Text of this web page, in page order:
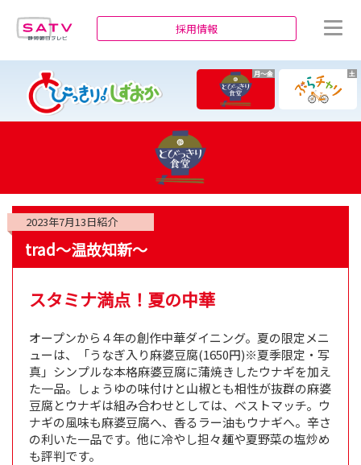
採用情報
月～金 土
2023年7月13日紹介
trad～温故知新～
スタミナ満点！夏の中華
オープンから４年の創作中華ダイニング。夏の限定メニ
ューは、「うなぎ入り麻婆豆腐(1650円)※夏季限定・写
真」シンプルな本格麻婆豆腐に蒲焼きしたウナギを加え
た一品。しょうゆの味付けと山椒とも相性が抜群の麻婆
豆腐とウナギは組み合わせとしては、ベストマッチ。ウ
ナギの風味も麻婆豆腐へ、香るラー油もウナギへ。辛さ
の利いた一品です。他に冷やし担々麺や夏野菜の塩炒め
も評判です。